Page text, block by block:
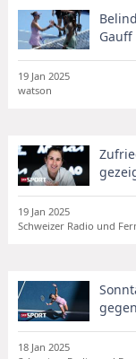
Gauff
19 Jan 2025
watson
19 Jan 2025
Schweizer Radio und
18 Jan 2025